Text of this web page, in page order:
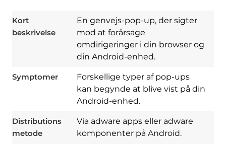
Kort
beskrivelse
En genvejs-pop-up, der sigter
mod at forårsage
omdirigeringer i din browser og
din Android-enhed.
Symptomer
Forskellige typer af pop-ups
kan begynde at blive vist på din
Android-enhed.
Distributions
metode
Via adware apps eller adware
komponenter på Android.
Download
Spy Hunter